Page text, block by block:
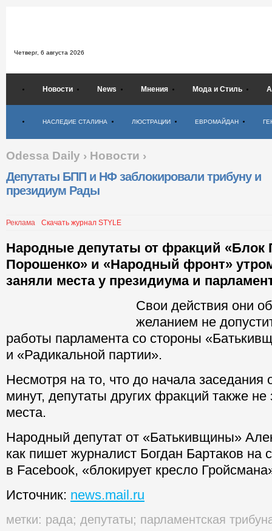
Четверг, 6 августа 2026
Новости News Мнения Мода и Стиль
НАСЛЕДИЕ СТАЛИНА ЛЮСТРАЦИИ ЕВРОМАЙДАН
Odessa Daily › Новости ›
Депутаты БПП и НФ заблокировали трибуну и
президиум Рады
Реклама Скачать журнал STYLE
Народные депутаты от фракций «Блок
Порошенко» и «Народный фронт»
заняли места у президиума и
Свои действия они
желанием не
работы парламента со стороны
и «Радикальной партии».
Несмотря на то, что до начала заседания
минут, депутаты других фракций также не
места.
Народный депутат от «Батькивщины»
как пишет журналист Богдан Бартаков на
в Facebook, «блокирует кресло
Источник: news.mail.ru
метки: рада; депутаты; парламентская